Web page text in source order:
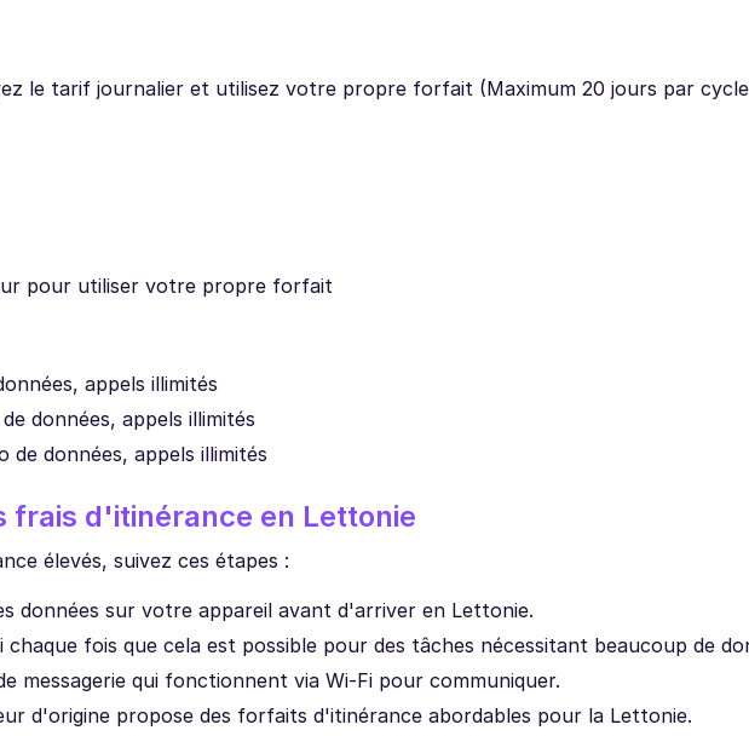
le tarif journalier et utilisez votre propre forfait (Maximum 20 jours par
pour utiliser votre propre forfait
appels illimités
données, appels illimités
de données, appels illimités
frais d'itinérance en Lettonie
élevés, suivez ces étapes :
données sur votre appareil avant d'arriver en Lettonie.
fois que cela est possible pour des tâches nécessitant beaucoup de
messagerie qui fonctionnent via Wi-Fi pour communiquer.
d'origine propose des forfaits d'itinérance abordables pour la Lettonie.